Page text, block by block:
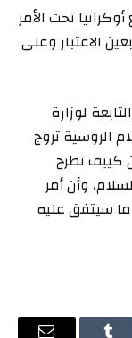
تحت الأمر
الاعتبار وعلى
لوزارة
الروسية تروج
كييف تطرح
وأن أمر
ما سيتفق عليه